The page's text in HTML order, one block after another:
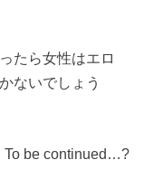
たら女性はエロ
ないでしょう
To be continued…?